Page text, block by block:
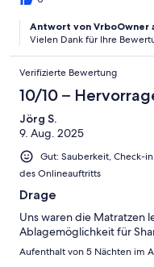
Antwort von VrboOwner
Vielen Dank für Ihre
Verifizierte Bewertung
10/10 –
Jörg S.
9. Aug. 2025
Gut: Sauberkeit, Check-
des Onlineauftritts
Drage
Uns waren die Matratzen
Ablagemöglichkeit für
Aufenthalt von 5 Nächten im